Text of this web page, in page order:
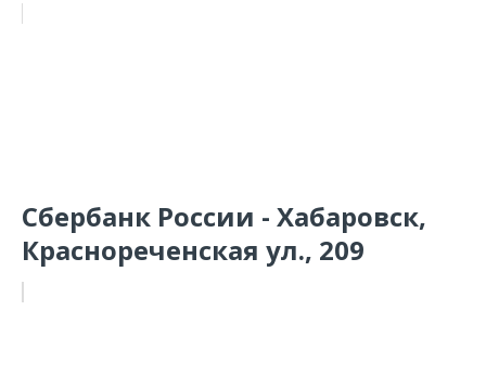
Сбербанк России - Хабаровск,
Краснореченская ул., 209